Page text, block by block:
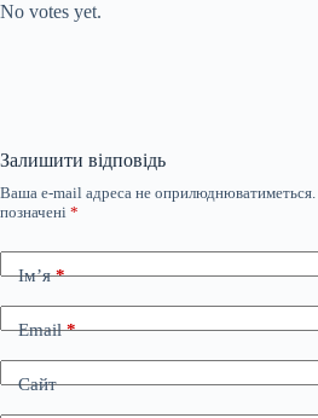
No votes yet.
Залишити відповідь
Ваша e-mail адреса не оприлюднюватиметься.
позначені *
Ім’я*
Email*
Сайт